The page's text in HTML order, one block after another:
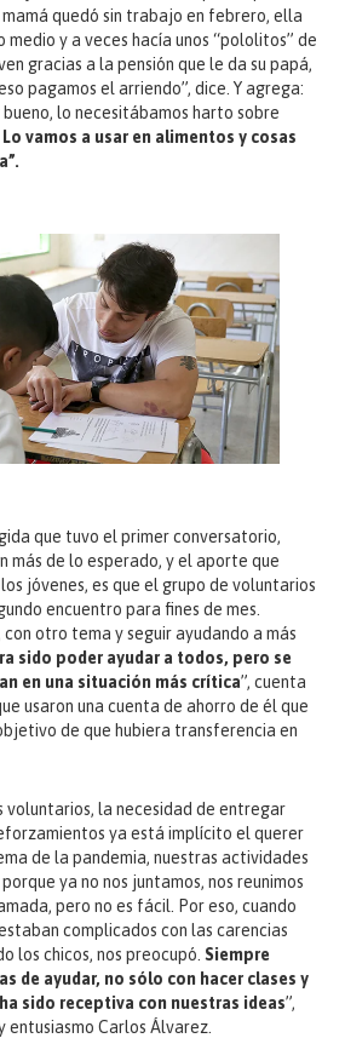
mamá quedó sin trabajo en febrero, ella
y a veces hacía unos “pololitos” de
gracias a la pensión que le da su papá,
pagamos el arriendo”, dice. Y agrega:
lo necesitábamos harto sobre
Lo vamos a usar en alimentos y cosas
que tuvo el primer conversatorio,
más de lo esperado, y el aporte que
jóvenes, es que el grupo de voluntarios
encuentro para fines de mes.
otro tema y seguir ayudando a más
sido poder ayudar a todos, pero se
en una situación más crítica”, cuenta
usaron una cuenta de ahorro de él que
de que hubiera transferencia en
voluntarios, la necesidad de entregar
ya está implícito el querer
de la pandemia, nuestras actividades
ya no nos juntamos, nos reunimos
pero no es fácil. Por eso, cuando
complicados con las carencias
los chicos, nos preocupó.Siempre
de ayudar, no sólo con hacer clases y
sido receptiva con nuestras ideas”,
entusiasmo Carlos Álvarez.